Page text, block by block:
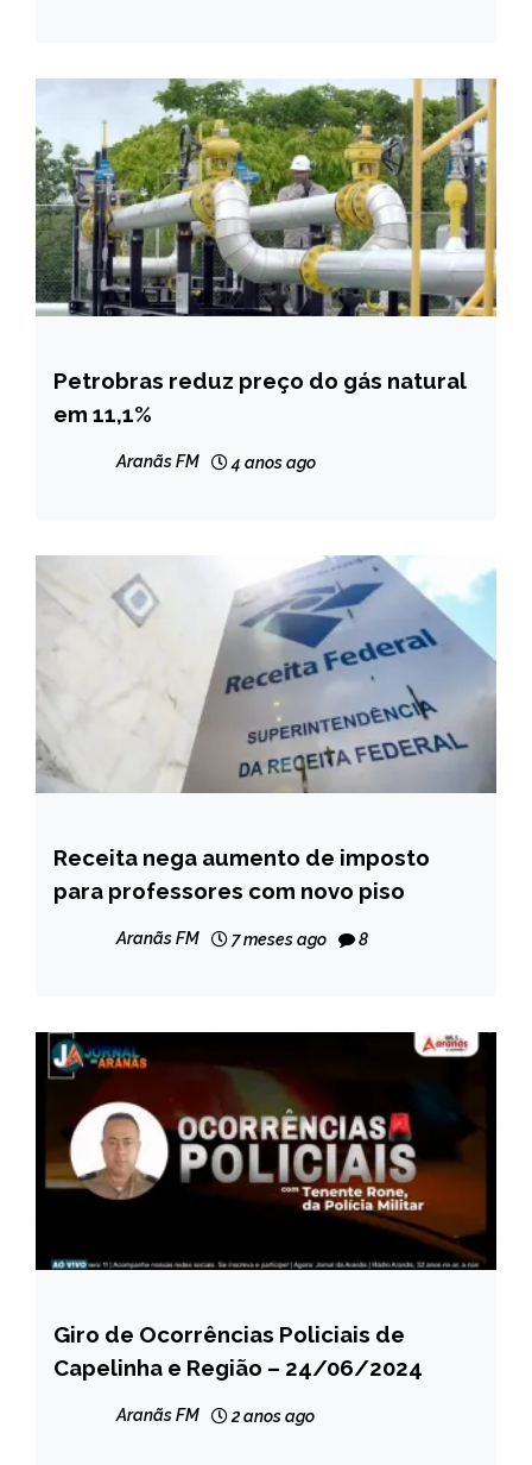
BRASIL
NOTÍCIAS
Petrobras reduz preço do gás natural
em 11,1%
Aranãs FM 4 anos ago
BRASIL
NOTÍCIAS
Receita nega aumento de imposto
para professores com novo piso
Aranãs FM 7 meses ago 8
CAPELINHA
MINAS
Giro de Ocorrências Policiais de
Capelinha e Região – 24/06/2024
Aranãs FM 2 anos ago